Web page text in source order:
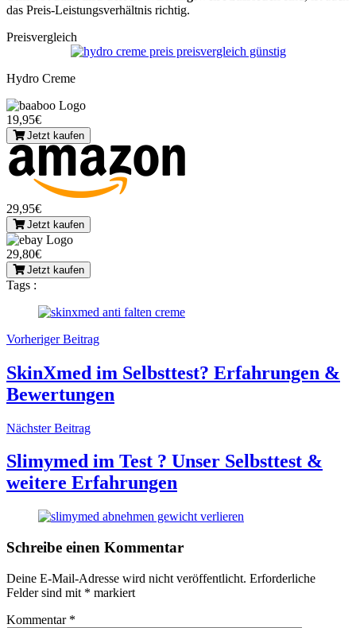
das Preis-Leistungsverhältnis richtig.
Preisvergleich
Hydro Creme
19,95€
Jetzt kaufen
29,95€
Jetzt kaufen
29,80€
Jetzt kaufen
Tags :
Vorheriger Beitrag
SkinXmed im Selbsttest? Erfahrungen &
Bewertungen
Nächster Beitrag
Slimymed im Test ? Unser Selbsttest &
weitere Erfahrungen
Schreibe einen Kommentar
Deine E-Mail-Adresse wird nicht veröffentlicht. Erforderliche
Felder sind mit * markiert
Kommentar *